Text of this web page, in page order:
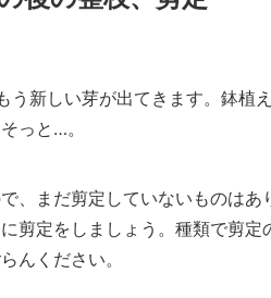
う新しい芽が出てきます。鉢植
っと…。
、まだ剪定していないものは
剪定をしましょう。種類で剪定
んください。